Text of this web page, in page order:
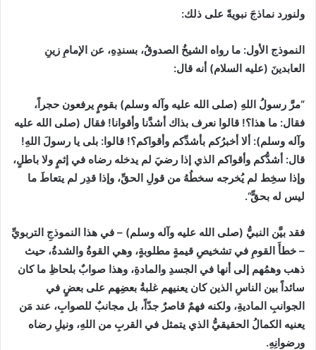
ولنورد نماذجَ نبويةً على ذلك:
النموذج الأول: ما رواه الشيخُ الصدوقُ، بسندِهِ، عن الإمامِ زينِ
العابدينَ (عليه السلام) أنه قال:
“مرَّ رسولُ اللهِ (صلى الله عليه وآله وسلم) بقومٍ‏ يرفعون‏ حجراً،
فقال: ما هذا؟! قالوا نعرف بذاك أشدَّنا وأقوانا! فقال (صلى الله عليه
وآله وسلم): ألا أخبرُكم بأشدِّكم وأقواكم؟! قالوا: بلى يا رسولَ اللهِ!
قال: أشدُّكم وأقواكم الذي إذا رضيَ لم يدخله رضاه في إثمٍ ولا باطلٍ،
وإذا سخِط لم يُخرجه سخطُهُ من قولِ الحقِّ، وإذا قدِر لم يتعاطَ ما
ليس له بحقٍّ“
.‏
فقد بيَّن النبيُّ (صلى الله عليه وآله وسلم)
– في هذا النموذجِ التربويِّ
– خطأَ القومِ في تشخيصِ قيمةٍ مطلوبةٍ، وهي القوةُ والشدةُ، حيث
ذهب وهمُهم إلى أنها في الجسدِ والمادةِ، وهذا صوابٌ بلحاظِ ما كان
سائداً بين الناسِ الذين كان يعنيهم غلبةُ بعضِهم على بعضٍ في
الجوانبِ الماديةِ، ولكنه فهمٌ قاصرٌ جدّاً، بل مجانبٌ للصوابِ، عند مَن
يعنيه الكمالُ الحقيقيُّ الذي يتمثل في القربِ من اللهِ، ونيلِ رضاه
ورضوانِهِ.